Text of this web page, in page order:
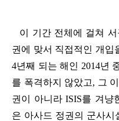
이 기간 전체에 걸쳐
권에 맞서 직접적인 개입
4년째 되는 해인 2014년
를 폭격하지 않았고, 그
권이 아니라ISIS를 겨냥
은 아사드 정권의 군사시